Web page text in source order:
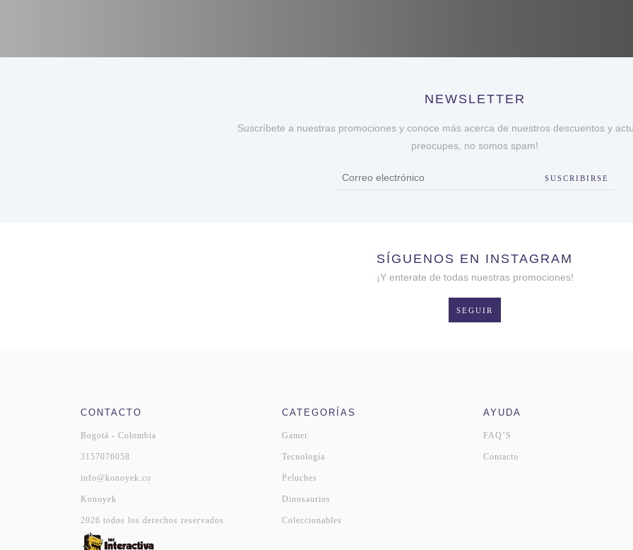
NEWSLETTER
Suscríbete a nuestras promociones y conoce más acerca de nuestros descuentos y
preocupes, no somos spam!
SUSCRIBIRSE
SÍGUENOS EN INSTAGRAM
¡Y enterate de todas nuestras promociones!
SEGUIR
CONTACTO
Bogotá - Colombia
3157076058
info@konoyek.co
Konoyek
2026 todos los derechos reservados
CATEGORÍAS
Gamer
Tecnología
Peluches
Dinosaurios
Coleccionables
AYUDA
FAQ’S
Contacto